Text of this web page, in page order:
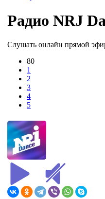
Радио NRJ
Слушать онлайн прямой
80
1
2
3
4
5